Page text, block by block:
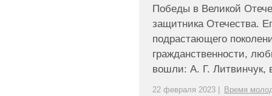
Победы в Великой
защитника Отечества.
подрастающего
гражданственности,
вошли: А. Г. Литвинчук,
22 февраля 2023 | Время